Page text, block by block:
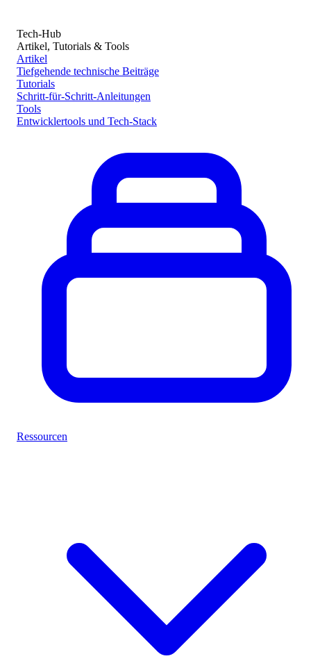
Tech-Hub
Artikel, Tutorials & Tools
Artikel
Tiefgehende technische Beiträge
Tutorials
Schritt-für-Schritt-Anleitungen
Tools
Entwicklertools und Tech-Stack
Ressourcen